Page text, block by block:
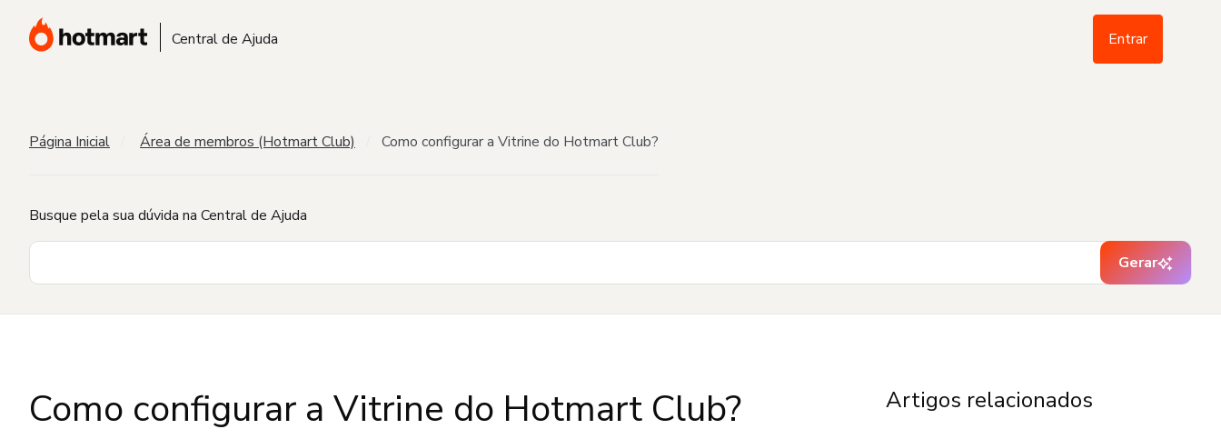
Central de Ajuda Entrar
Página Inicial Área de membros (Hotmart Club) Como configurar a Vitrine do Hotmart Club?
Busque pela sua dúvida na Central de Ajuda
Gerar
Como configurar a Vitrine do Hotmart Club? Artigos relacionados